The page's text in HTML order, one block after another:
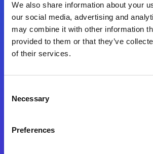
We also share information about your
our social media, advertising and
may combine it with other information
provided to them or that they’ve
of their services.
Selection
Necessary
Preferences
お問合せ
フォローする